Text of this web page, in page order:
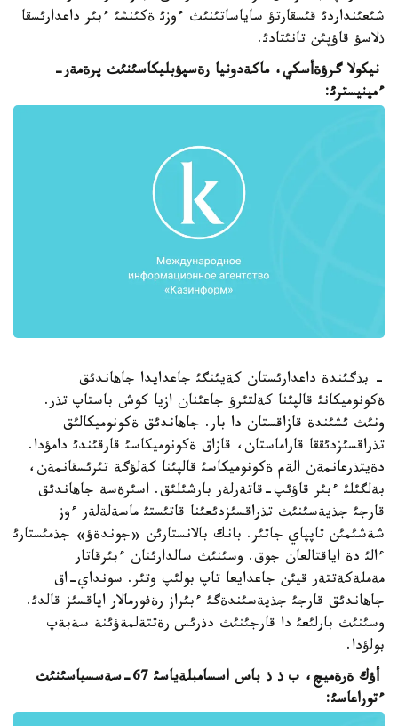
شئعئنداردئ قئسقارتؤ ساياساتئنئث ءوزئ ةكئنشئ ءبئر داعدارئسقا
ذلاسؤ قاؤپئن تانئتادئ.
نيكولا گرؤةأسكي، ماكةدونيا رةسپؤبليكاسئنئث پرةمةر-
ءمينيسترئ:
- بذگئندة داعدارئستان كةيئنگئ جاعدايدا جاهاندئق
ةكونوميكانئ قالپئنا كةلتئرؤ جاعئنان ازيا كوش باستاپ تذر.
ونئث ئشئندة قازاقستان دا بار. جاهاندئق ةكونوميكالئق
تذراقسئزدئققا قاراماستان، قازاق ةكونوميكاسئ قارقئندئ دامؤدا.
دةيتذرعانمةن الةم ةكونوميكاسئ قالپئنا كةلؤگة تئرئسقانمةن،
بةلگئلئ ءبئر قاؤئپ-قاتةرلةر بارشئلئق. اسئرةسة جاهاندئق
قارجئ جذيةسئنئث تذراقسئزدئعئنا قاتئستئ ماسةلةلةر ءوز
شةشئمئن تاپپاي جاتئر. بانك بالانستارئن «جوندةؤ» جذمئستارئ
ءالئ دة اياقتالعان جوق. وسئنئث سالدارئنان ءبئرقاتار
مةملةكةتتةر قيئن جاعدايعا تاپ بولئپ وتئر. سونداي-اق
جاهاندئق قارجئ جذيةسئندةگئ ءبئراز رةفورمالار اياقسئز قالدئ.
وسئنئث بارلئعئ دا قارجئنئث دذرئس رةتتةلمةؤئنة سةبةپ
بولؤدا.
أؤك ةرةميچ، ب ذ ذ باس اسسامبلةياسئ 67-سةسسياسئنئث
ءتوراعاسئ: